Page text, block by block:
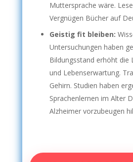
Muttersprache wäre.
Vergnügen Bücher auf
Geistig fit bleiben:
Untersuchungen haben
Bildungsstand erhöht die
und Lebenserwartung.
Gehirn. Studien haben
Sprachenlernen im Alter
Alzheimer vorzubeugen